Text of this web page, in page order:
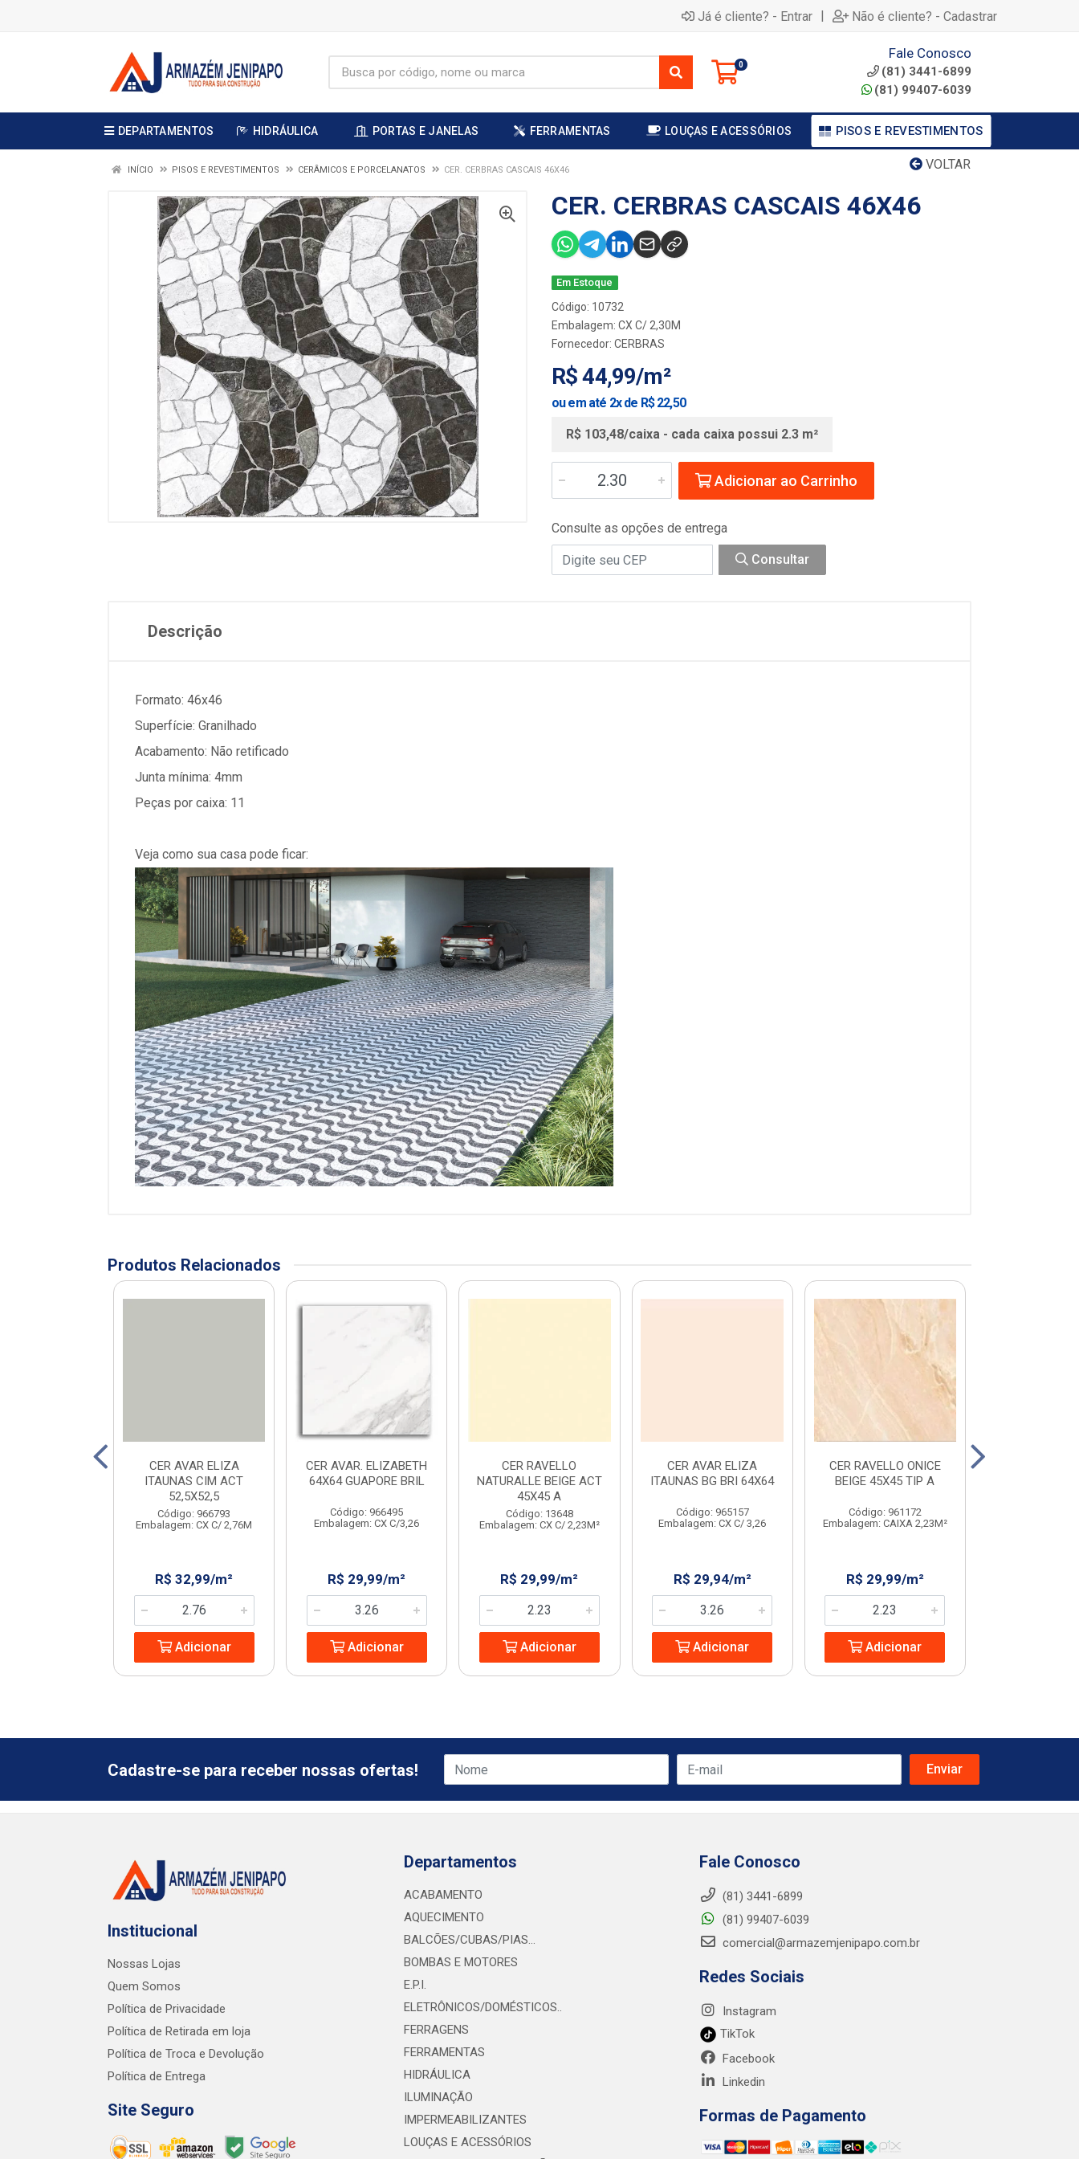
Já é cliente? - Entrar | Não é cliente? - Cadastrar
0
Fale Conosco
(81) 3441-6899
(81) 99407-6039
DEPARTAMENTOS HIDRÁULICA PORTAS E JANELAS FERRAMENTAS LOUÇAS E ACESSÓRIOS PISOS E REVESTIMENTOS
VOLTAR
INÍCIO PISOS E REVESTIMENTOS CERÂMICOS E PORCELANATOS CER. CERBRAS CASCAIS 46X46
CER. CERBRAS CASCAIS 46X46
Em Estoque
Código: 10732
Embalagem: CX C/ 2,30M
Fornecedor: CERBRAS
R$ 44,99/m²
ou em até 2x de R$ 22,50
R$ 103,48/caixa - cada caixa possui 2.3 m²
Adicionar ao Carrinho
Consulte as opções de entrega
Consultar
Descrição
Formato: 46x46
Superfície: Granilhado
Acabamento: Não retificado
Junta mínima: 4mm
Peças por caixa: 11
Veja como sua casa pode ficar:
Produtos Relacionados
CER AVAR ELIZA
ITAUNAS CIM ACT
52,5X52,5
Código: 966793
Embalagem: CX C/ 2,76M
R$ 32,99/m²
Adicionar
CER AVAR. ELIZABETH
64X64 GUAPORE BRIL
Código: 966495
Embalagem: CX C/3,26
R$ 29,99/m²
Adicionar
CER RAVELLO
NATURALLE BEIGE ACT
45X45 A
Código: 13648
Embalagem: CX C/ 2,23M²
R$ 29,99/m²
Adicionar
CER AVAR ELIZA
ITAUNAS BG BRI 64X64
Código: 965157
Embalagem: CX C/ 3,26
R$ 29,94/m²
Adicionar
CER RAVELLO ONICE
BEIGE 45X45 TIP A
Código: 961172
Embalagem: CAIXA 2,23M²
R$ 29,99/m²
Adicionar
Cadastre-se para receber nossas ofertas!
Institucional
Nossas Lojas
Quem Somos
Política de Privacidade
Política de Retirada em loja
Política de Troca e Devolução
Política de Entrega
Site Seguro
Departamentos
ACABAMENTO
AQUECIMENTO
BALCÕES/CUBAS/PIAS...
BOMBAS E MOTORES
E.P.I.
ELETRÔNICOS/DOMÉSTICOS..
FERRAGENS
FERRAMENTAS
HIDRÁULICA
ILUMINAÇÃO
IMPERMEABILIZANTES
LOUÇAS E ACESSÓRIOS
Fale Conosco
(81) 3441-6899
(81) 99407-6039
comercial@armazemjenipapo.com.br
Redes Sociais
Instagram
TikTok
Facebook
Linkedin
Formas de Pagamento